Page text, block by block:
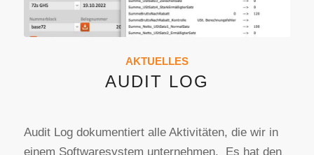
AKTUELLES
AUDIT LOG
Audit Log dokumentiert alle Aktivitäten, die wir in
einem Softwaresystem unternehmen. Es hat den